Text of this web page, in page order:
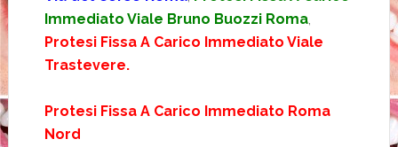
Immediato Viale Bruno Buozzi Roma,
Protesi Fissa A Carico Immediato Viale
Trastevere.
Protesi Fissa A Carico Immediato Roma
Nord